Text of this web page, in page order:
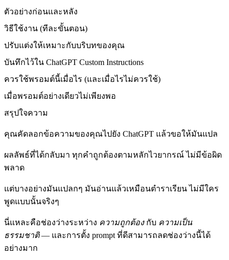
ตัวอย่างก่อนและหลัง
วิธีใช้งาน (ทีละขั้นตอน)
ปรับแต่งให้เหมาะกับบริบทของคุณ
บันทึกไว้ใน ChatGPT Custom Instructions
ควรใช้พรอมต์นี้เมื่อไร (และเมื่อไรไม่ควรใช้)
เมื่อพรอมต์อย่างเดียวไม่เพียงพอ
สรุปใจความ
คุณคัดลอกข้อความของคุณไปยัง ChatGPT แล้วขอให้มันแปล
ผลลัพธ์ที่ได้กลับมา ทุกคำถูกต้องตามหลักไวยากรณ์ ไม่มีข้อผิด
พลาด
แต่บางอย่างมันแปลกๆ มันอ่านแล้วเหมือนตำราเรียน ไม่มีใคร
พูดแบบนั้นจริงๆ
นี่แหละคือช่องว่างระหว่าง ความถูกต้องกับ ความเป็น
ธรรมชาติ— และการตั้ง prompt ที่ดีสามารถลดช่องว่างนี้ได้
อย่างมาก